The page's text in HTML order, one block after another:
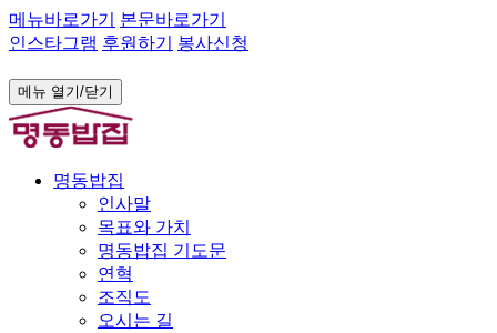
메뉴바로가기
본문바로가기
인스타그램 후원하기 봉사신청
메뉴 열기/닫기
명동밥집
인사말
목표와 가치
명동밥집 기도문
연혁
조직도
오시는 길